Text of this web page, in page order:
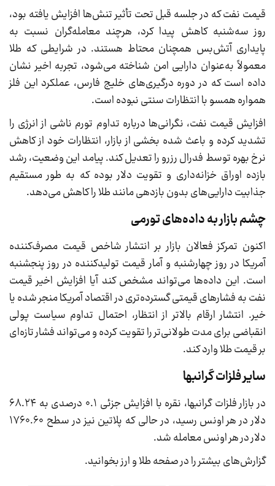
قیمت نفت که در جلسه قبل تحت تأثیر تنش‌ها افزایش یافته بود،
روز سه‌شنبه کاهش پیدا کرد، هرچند معامله‌گران نسبت به
پایداری آتش‌بس همچنان محتاط هستند. در شرایطی که طلا
معمولاً به‌عنوان دارایی امن شناخته می‌شود، تجربه اخیر نشان
داده است که در دوره درگیری‌های خلیج فارس، عملکرد این فلز
همواره همسو با انتظارات سنتی نبوده است.
افزایش قیمت نفت، نگرانی‌ها درباره تداوم تورم ناشی از انرژی را
تشدید کرده و باعث شده بخشی از بازار، انتظارات خود از کاهش
نرخ بهره توسط فدرال رزرو را تعدیل کند. پیامد این وضعیت، رشد
بازده اوراق خزانه‌داری و تقویت دلار بوده که به طور مستقیم
جذابیت دارایی‌های بدون بازدهی مانند طلا را کاهش می‌دهد.
چشم بازار به داده‌های تورمی
اکنون تمرکز فعالان بازار بر انتشار شاخص قیمت مصرف‌کننده
آمریکا در روز چهارشنبه و آمار قیمت تولیدکننده در روز پنجشنبه
است. این داده‌ها می‌تواند مشخص کند آیا افزایش اخیر قیمت
نفت به فشارهای قیمتی گسترده‌تری در اقتصاد آمریکا منجر شده یا
خیر. انتشار ارقام بالاتر از انتظار، احتمال تداوم سیاست پولی
انقباضی برای مدت طولانی‌تر را تقویت کرده و می‌تواند فشار تازه‌ای
بر قیمت طلا وارد کند.
سایر فلزات گرانبها
در بازار فلزات گرانبها، نقره با افزایش جزئی ۰.۱ درصدی به ۶۸.۲۴
دلار در هر اونس رسید، در حالی که پلاتین نیز در سطح ۱۷۶۰.۶۰
دلار در هر اونس معامله شد.
گزارش‌های بیشتر را در صفحه طلا و ارز بخوانید.